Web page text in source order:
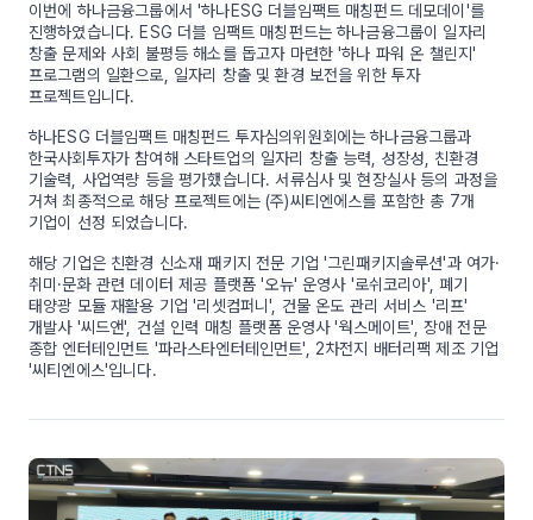
이번에 하나금융그룹에서 '하나ESG 더블임팩트 매칭펀드 데모데이'를
진행하였습니다. ESG 더블 임팩트 매칭펀드는 하나금융그룹이 일자리
창출 문제와 사회 불평등 해소를 돕고자 마련한 '하나 파워 온 챌린지'
프로그램의 일환으로, 일자리 창출 및 환경 보전을 위한 투자
프로젝트입니다.
하나ESG 더블임팩트 매칭펀드 투자심의위원회에는 하나금융그룹과
한국사회투자가 참여해 스타트업의 일자리 창출 능력, 성장성, 친환경
기술력, 사업역량 등을 평가했습니다. 서류심사 및 현장실사 등의 과정을
거쳐 최종적으로 해당 프로젝트에는 (주)씨티엔에스를 포함한 총 7개
기업이 선정 되었습니다.
해당 기업은 친환경 신소재 패키지 전문 기업 '그린패키지솔루션'과 여가·
취미·문화 관련 데이터 제공 플랫폼 '오뉴' 운영사 '로쉬코리아', 폐기
태양광 모듈 재활용 기업 '리셋컴퍼니', 건물 온도 관리 서비스 '리프'
개발사 '씨드앤', 건설 인력 매칭 플랫폼 운영사 '웍스메이트', 장애 전문
종합 엔터테인먼트 '파라스타엔터테인먼트', 2차전지 배터리팩 제조 기업
'씨티엔에스'입니다.